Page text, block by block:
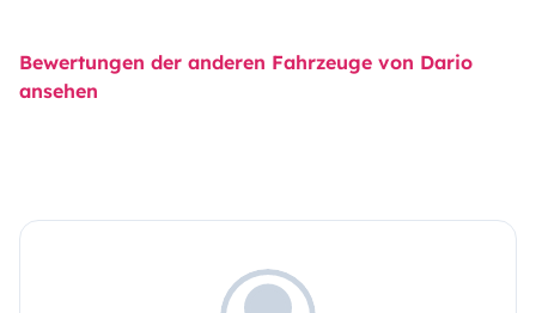
Bewertungen der anderen Fahrzeuge von Dario
ansehen